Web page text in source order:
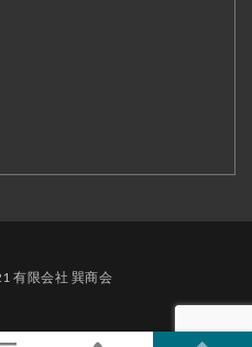
有限会社 巽商会